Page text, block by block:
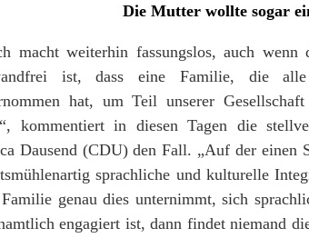
Die Mutter wollte sogar
macht weiterhin fassungslos, auch wenn
ist, dass eine Familie, die alle
hat, um Teil unserer
kommentiert in diesen Tagen die
Dausend (CDU) den Fall. „Auf der einen
sprachliche und kulturelle
genau dies unternimmt, sich
engagiert ist, dann findet niemand